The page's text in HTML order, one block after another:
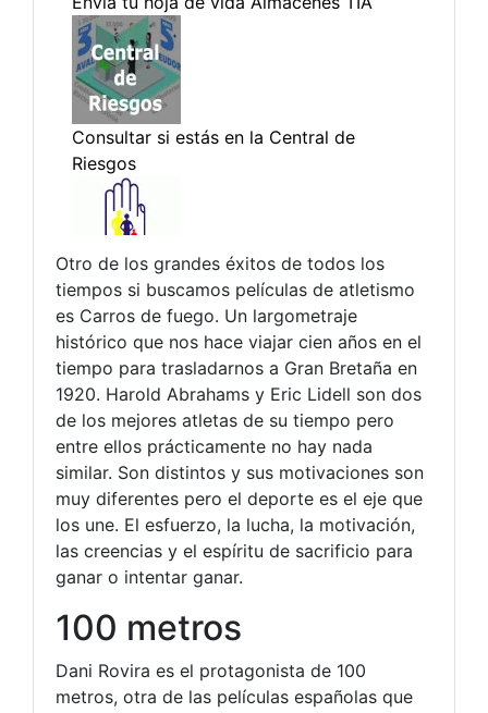
Otro de los grandes éxitos de todos los
tiempos si buscamos películas de atletismo
es Carros de fuego. Un largometraje
histórico que nos hace viajar cien años en el
tiempo para trasladarnos a Gran Bretaña en
1920. Harold Abrahams y Eric Lidell son dos
de los mejores atletas de su tiempo pero
entre ellos prácticamente no hay nada
similar. Son distintos y sus motivaciones son
muy diferentes pero el deporte es el eje que
los une. El esfuerzo, la lucha, la motivación,
las creencias y el espíritu de sacrificio para
ganar o intentar ganar.
100 metros
Dani Rovira es el protagonista de 100
metros, otra de las películas españolas que